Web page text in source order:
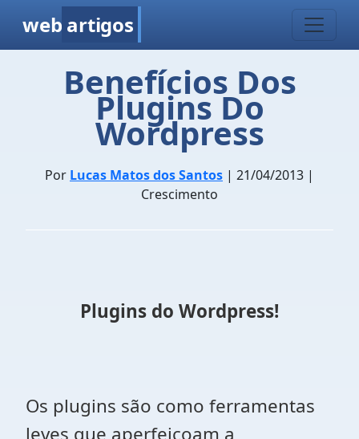
web artigos
Benefícios Dos
Plugins Do
Wordpress
Por Lucas Matos dos Santos | 21/04/2013 |
Crescimento
Plugins do Wordpress!
Os plugins são como ferramentas
leves que aperfeiçoam a